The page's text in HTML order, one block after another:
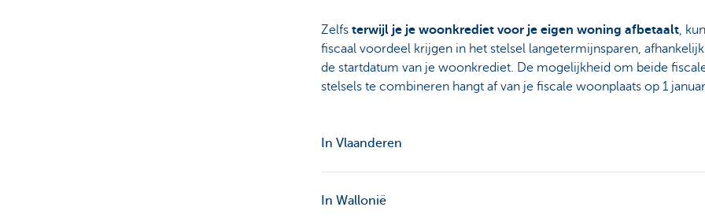
Zelfs terwijl je je woonkrediet voor je eigen woning afbetaalt,
fiscaal voordeel krijgen in het stelsel langetermijnsparen,
de startdatum van je woonkrediet. De mogelijkheid om beide
stelsels te combineren hangt af van je fiscale woonplaats op 1
In Vlaanderen
In Wallonië